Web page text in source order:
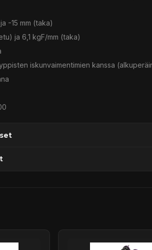
-15 mm (taka)
ja 6,1 kgF/mm (taka)
iskunvaimentimien kanssa